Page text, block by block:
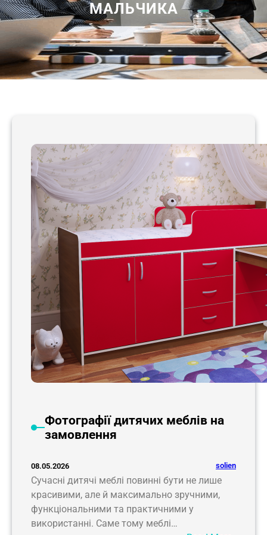
МАЛЬЧИКА
Фотографії дитячих меблів на
замовлення
08.05.2026 solien
Сучасні дитячі меблі повинні бути не лише
красивими, але й максимально зручними,
функціональними та практичними у
використанні. Саме тому меблі…